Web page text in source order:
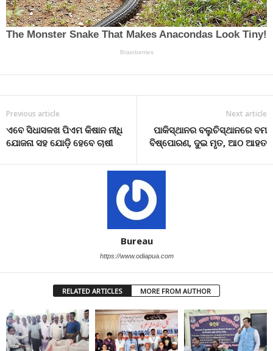
Previous article
ଏବେ ସିଧାସଳଖ ପିଏମ କିଷାନ ନୀଧି
ଯୋଜନା ସହ ଯୋଡ଼ି ହେବେ ଚାଷୀ
Next article
ପାକିସ୍ଥାନର ବଲୁଚିସ୍ଥାନରେ ବମ
ବିଷ୍ପୋରଣ, ଦୁଇ ମୃତ, ଆଠ ଆହତ
Bureau
https://www.odiapua.com
RELATED ARTICLES MORE FROM AUTHOR